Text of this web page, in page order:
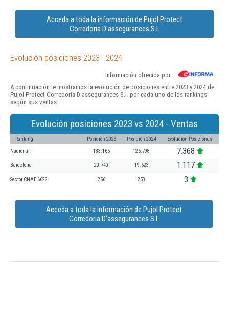
Acceda a toda la información de Pujol Protect
Corredoria D'assegurances S.l.
Evolución posiciones 2023 - 2024
Información ofrecida por
A continuación le mostramos la evolución de posiciones entre 2023 y 2024 de
Pujol Protect Corredoria D'assegurances S.l. por cada uno de los rankings
según sus ventas:
Evolución posiciones 2023 vs 2024 - Ventas
Ranking Posición 2023 Posición 2024 Evolución Posiciones
Nacional 133.166 125.798 7.368
Barcelona 20.740 19.623 1.117
Sector CNAE 6622 256 253 3
Acceda a toda la información de Pujol Protect
Corredoria D'assegurances S.l.